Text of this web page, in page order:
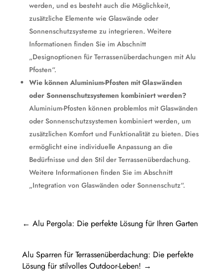
werden, und es besteht auch die Möglichkeit,
zusätzliche Elemente wie Glaswände oder
Sonnenschutzsysteme zu integrieren. Weitere
Informationen finden Sie im Abschnitt
„Designoptionen für Terrassenüberdachungen mit Alu
Pfosten“.
Wie können Aluminium-Pfosten mit Glaswänden
oder Sonnenschutzsystemen kombiniert werden?
Aluminium-Pfosten können problemlos mit Glaswänden
oder Sonnenschutzsystemen kombiniert werden, um
zusätzlichen Komfort und Funktionalität zu bieten. Dies
ermöglicht eine individuelle Anpassung an die
Bedürfnisse und den Stil der Terrassenüberdachung.
Weitere Informationen finden Sie im Abschnitt
„Integration von Glaswänden oder Sonnenschutz“.
← Alu Pergola: Die perfekte Lösung für Ihren Garten
Alu Sparren für Terrassenüberdachung: Die perfekte
Lösung für stilvolles Outdoor-Leben! →